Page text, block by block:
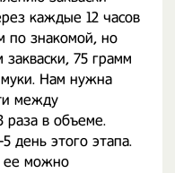
каждые 12 часов
по знакомой, но
75 грамм
Нам нужна
между
раза в объеме.
день этого этапа.
ее можно